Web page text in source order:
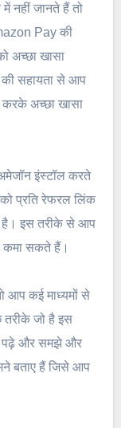
नहीं जानते हैं तो
Pay की
अच्छा खासा
सहायता से आप
करके अच्छा खासा
इंस्टॉल करते
प्रति रेफरल लिंक
इस तरीके से आप
कमा सकते हैं।
आप कई माध्यमों से
जो है इस
पढ़े और समझे और
बताए हैं जिसे आप